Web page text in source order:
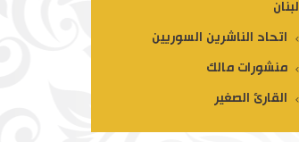
لبنان
اتحاد الناشرين السوريين
منشورات مالك
القارئ الصغير